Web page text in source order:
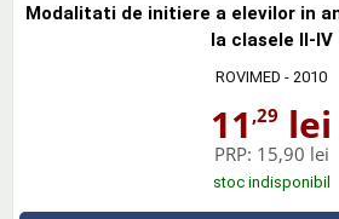
Modalitati de initiere a elevilor in
la clasele II-IV
ROVIMED - 2010
11 ,29 lei
PRP: 15,90 lei
stoc indisponibil